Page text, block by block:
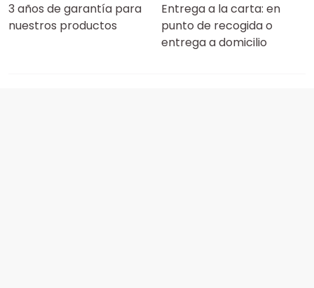
3 años de garantía para
nuestros productos
Entrega a la carta: en
punto de recogida o
entrega a domicilio